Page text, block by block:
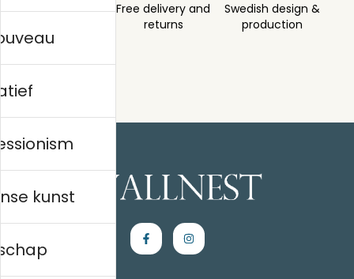
Order sent within Free delivery and
returns
Swedish design &
production
kunst